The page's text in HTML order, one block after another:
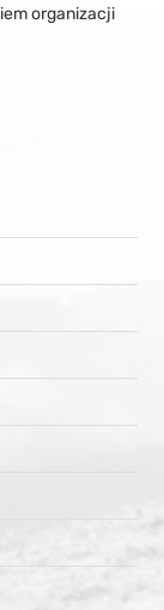
organizacji